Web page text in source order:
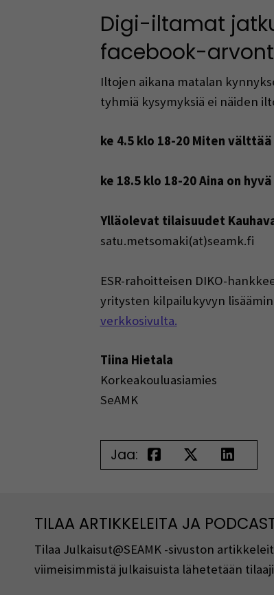
Digi-iltamat
facebook-
Iltojen aikana matalan
tyhmiä kysymyksiä ei näiden
ke 4.5 klo 18-20 Miten
ke 18.5 klo 18-20 Aina on
Ylläolevat tilaisuudet
satu.metsomaki(at)seamk.fi
ESR-rahoitteisen DIKO-
yritysten kilpailukyvyn
verkkosivulta.
Tiina Hietala
Korkeakouluasiamies
SeAMK
Jaa:
TILAA ARTIKKELEITA JA
Tilaa Julkaisut@SEAMK -sivuston
viimeisimmistä julkaisuista lähetetään